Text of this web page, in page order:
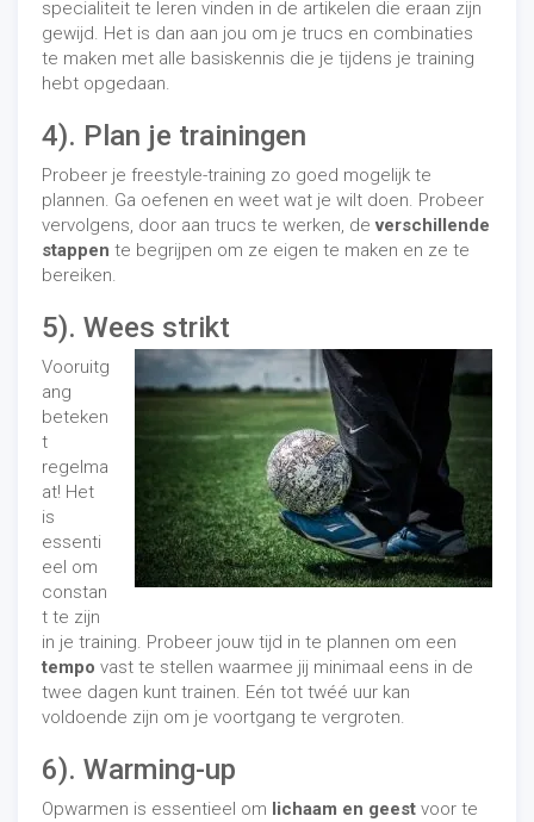
specialiteit te leren vinden in de artikelen die eraan zijn
gewijd. Het is dan aan jou om je trucs en combinaties
te maken met alle basiskennis die je tijdens je training
hebt opgedaan.
4). Plan je trainingen
Probeer je freestyle-training zo goed mogelijk te
plannen. Ga oefenen en weet wat je wilt doen. Probeer
vervolgens, door aan trucs te werken, deverschillende
stappen te begrijpen om ze eigen te maken en ze te
bereiken.
5). Wees strikt
Vooruitg
ang
beteken
t
regelma
at! Het
is
essenti
eel om
constan
t te zijn
in je training. Probeer jouw tijd in te plannen om een ​​
tempo vast te stellen waarmee jij minimaal eens in de
twee dagen kunt trainen. Eén tot twéé uur kan
voldoende zijn om je voortgang te vergroten.
6). Warming-up
Opwarmen is essentieel om lichaam en geest voor te